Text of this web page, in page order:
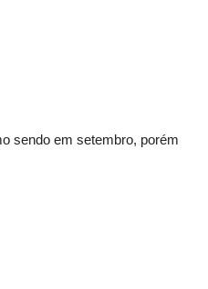
sendo em setembro, porém